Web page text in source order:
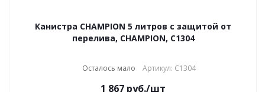
Канистра CHAMPION 5 литров с защитой от
перелива, CHAMPION, C1304
Осталось мало Артикул: C1304
1 867 руб./шт